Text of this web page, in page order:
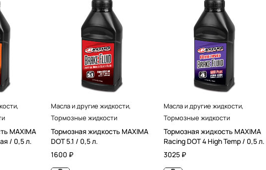
,
MAXIMA
/ 0,5 л.
Масла и другие жидкости,
Тормозные жидкости
Тормозная жидкость MAXIMA
DOT 5.1 / 0,5 л.
1600 ₽
Масла и другие жидкости,
Тормозные жидкости
Тормозная жидкость MAXIMA
Racing DOT 4 High Temp / 0,5 л.
3025 ₽